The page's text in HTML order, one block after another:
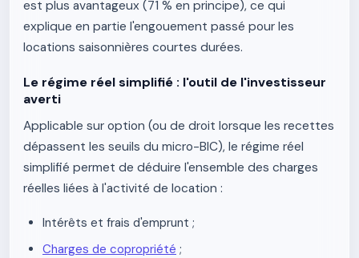
est plus avantageux (71 % en principe), ce qui
explique en partie l'engouement passé pour les
locations saisonnières courtes durées.
Le régime réel simplifié : l'outil de l'investisseur
averti
Applicable sur option (ou de droit lorsque les recettes
dépassent les seuils du micro-BIC), le régime réel
simplifié permet de déduire l'ensemble des charges
réelles liées à l'activité de location :
Intérêts et frais d'emprunt ;
Charges de copropriété ;